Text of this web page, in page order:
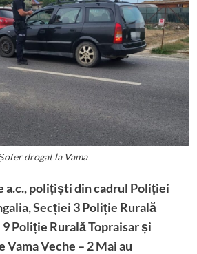
drogat la Vama
a.c., polițiști din cadrul Poliției
Secției 3 Poliție Rurală
Poliție Rurală Topraisar și
Veche – 2 Mai au